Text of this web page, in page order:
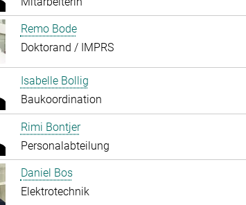
Remo Bode
Doktorand / IMPRS
Isabelle Bollig
Baukoordination
Rimi Bontjer
Personalabteilung
Daniel Bos
Elektrotechnik